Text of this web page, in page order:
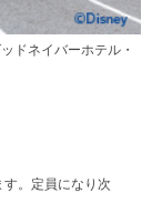
ドネイバーホテル・
。定員になり次